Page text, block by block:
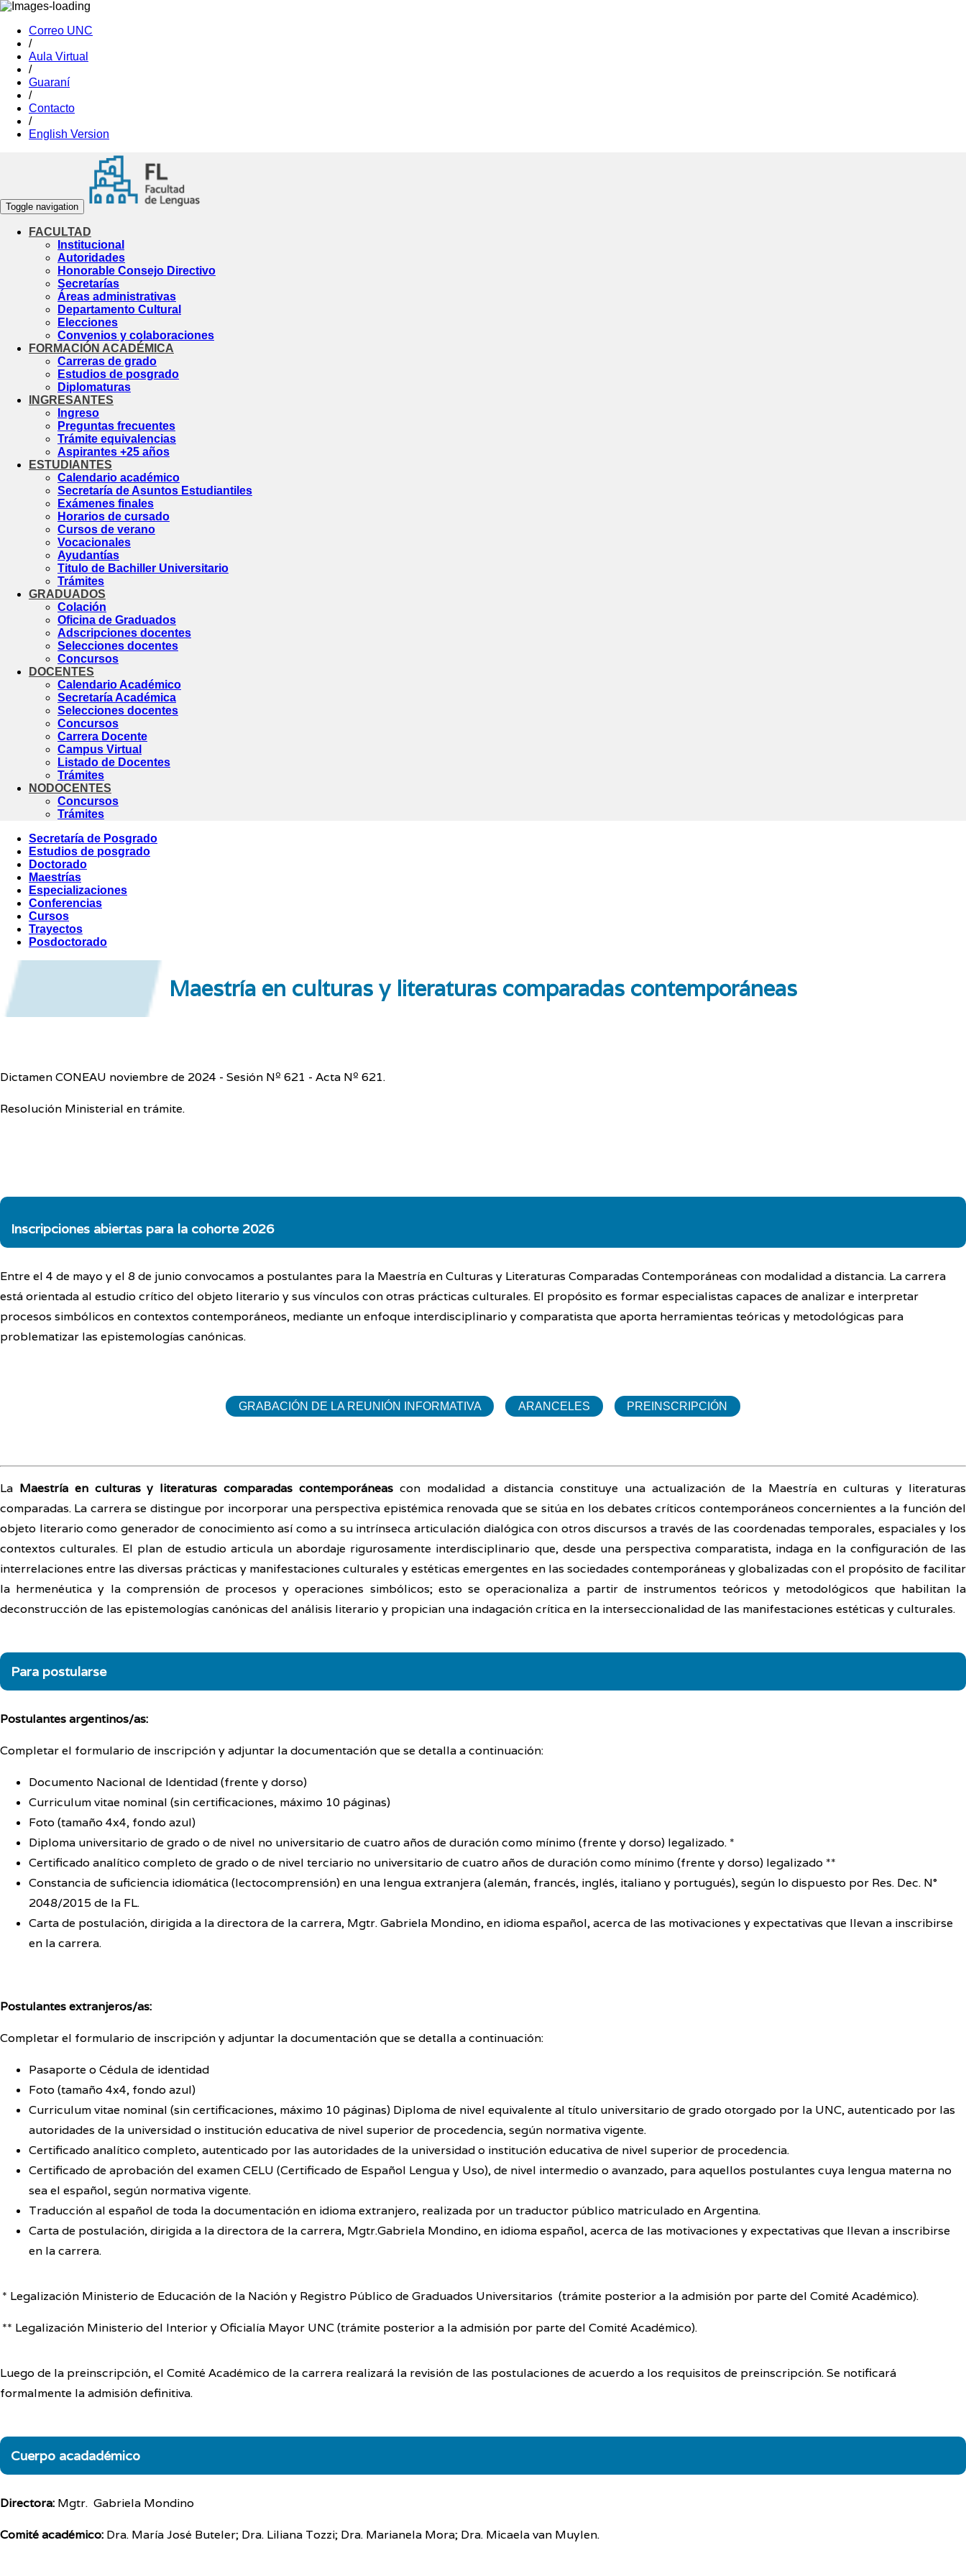
Correo UNC
/
Aula Virtual
/
Guaraní
/
Contacto
/
English Version
Toggle navigation
FACULTAD
Institucional
Autoridades
Honorable Consejo Directivo
Secretarías
Áreas administrativas
Departamento Cultural
Elecciones
Convenios y colaboraciones
FORMACIÓN ACADÉMICA
Carreras de grado
Estudios de posgrado
Diplomaturas
INGRESANTES
Ingreso
Preguntas frecuentes
Trámite equivalencias
Aspirantes +25 años
ESTUDIANTES
Calendario académico
Secretaría de Asuntos Estudiantiles
Exámenes finales
Horarios de cursado
Cursos de verano
Vocacionales
Ayudantías
Titulo de Bachiller Universitario
Trámites
GRADUADOS
Colación
Oficina de Graduados
Adscripciones docentes
Selecciones docentes
Concursos
DOCENTES
Calendario Académico
Secretaría Académica
Selecciones docentes
Concursos
Carrera Docente
Campus Virtual
Listado de Docentes
Trámites
NODOCENTES
Concursos
Trámites
Secretaría de Posgrado
Estudios de posgrado
Doctorado
Maestrías
Especializaciones
Conferencias
Cursos
Trayectos
Posdoctorado
Maestría en culturas y literaturas comparadas contemporáneas
Dictamen CONEAU noviembre de 2024 - Sesión Nº 621 - Acta Nº 621.
Resolución Ministerial en trámite.
Inscripciones abiertas para la cohorte 2026
Entre el 4 de mayo y el 8 de junio convocamos a postulantes para la Maestría en Culturas y Literaturas Comparadas Contemporáneas con modalidad a distancia. La carrera
está orientada al estudio crítico del objeto literario y sus vínculos con otras prácticas culturales. El propósito es formar especialistas capaces de analizar e interpretar
procesos simbólicos en contextos contemporáneos, mediante un enfoque interdisciplinario y comparatista que aporta herramientas teóricas y metodológicas para
problematizar las epistemologías canónicas.
GRABACIÓN DE LA REUNIÓN INFORMATIVA ARANCELES PREINSCRIPCIÓN
La Maestría en culturas y literaturas comparadas contemporáneas con modalidad a distancia constituye una actualización de la Maestría en culturas y literaturas
comparadas. La carrera se distingue por incorporar una perspectiva epistémica renovada que se sitúa en los debates críticos contemporáneos concernientes a la función del
objeto literario como generador de conocimiento así como a su intrínseca articulación dialógica con otros discursos a través de las coordenadas temporales, espaciales y los
contextos culturales. El plan de estudio articula un abordaje rigurosamente interdisciplinario que, desde una perspectiva comparatista, indaga en la configuración de las
interrelaciones entre las diversas prácticas y manifestaciones culturales y estéticas emergentes en las sociedades contemporáneas y globalizadas con el propósito de facilitar
la hermenéutica y la comprensión de procesos y operaciones simbólicos; esto se operacionaliza a partir de instrumentos teóricos y metodológicos que habilitan la
deconstrucción de las epistemologías canónicas del análisis literario y propician una indagación crítica en la interseccionalidad de las manifestaciones estéticas y culturales.
Para postularse
Postulantes argentinos/as:
Completar el formulario de inscripción y adjuntar la documentación que se detalla a continuación:
Documento Nacional de Identidad (frente y dorso)
Curriculum vitae nominal (sin certificaciones, máximo 10 páginas)
Foto (tamaño 4x4, fondo azul)
Diploma universitario de grado o de nivel no universitario de cuatro años de duración como mínimo (frente y dorso) legalizado. *
Certificado analítico completo de grado o de nivel terciario no universitario de cuatro años de duración como mínimo (frente y dorso) legalizado **
Constancia de suficiencia idiomática (lectocomprensión) en una lengua extranjera (alemán, francés, inglés, italiano y portugués), según lo dispuesto por Res. Dec. N°
2048/2015 de la FL.
Carta de postulación, dirigida a la directora de la carrera, Mgtr. Gabriela Mondino, en idioma español, acerca de las motivaciones y expectativas que llevan a inscribirse
en la carrera.
Postulantes extranjeros/as:
Completar el formulario de inscripción y adjuntar la documentación que se detalla a continuación:
Pasaporte o Cédula de identidad
Foto (tamaño 4x4, fondo azul)
Curriculum vitae nominal (sin certificaciones, máximo 10 páginas) Diploma de nivel equivalente al título universitario de grado otorgado por la UNC, autenticado por las
autoridades de la universidad o institución educativa de nivel superior de procedencia, según normativa vigente.
Certificado analítico completo, autenticado por las autoridades de la universidad o institución educativa de nivel superior de procedencia.
Certificado de aprobación del examen CELU (Certificado de Español Lengua y Uso), de nivel intermedio o avanzado, para aquellos postulantes cuya lengua materna no
sea el español, según normativa vigente.
Traducción al español de toda la documentación en idioma extranjero, realizada por un traductor público matriculado en Argentina.
Carta de postulación, dirigida a la directora de la carrera, Mgtr.Gabriela Mondino, en idioma español, acerca de las motivaciones y expectativas que llevan a inscribirse
en la carrera.
* Legalización Ministerio de Educación de la Nación y Registro Público de Graduados Universitarios (trámite posterior a la admisión por parte del Comité Académico).
** Legalización Ministerio del Interior y Oficialía Mayor UNC (trámite posterior a la admisión por parte del Comité Académico).
Luego de la preinscripción, el Comité Académico de la carrera realizará la revisión de las postulaciones de acuerdo a los requisitos de preinscripción. Se notificará
formalmente la admisión definitiva.
Cuerpo acadadémico
Directora: Mgtr. Gabriela Mondino
Comité académico: Dra. María José Buteler; Dra. Liliana Tozzi; Dra. Marianela Mora; Dra. Micaela van Muylen.